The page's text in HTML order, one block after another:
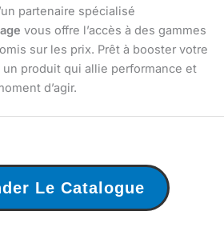
partenaire spécialisé
vous offre l’accès à des gammes
sur les prix. Prêt à booster votre
un produit qui allie performance et
d’agir.
Le Catalogue